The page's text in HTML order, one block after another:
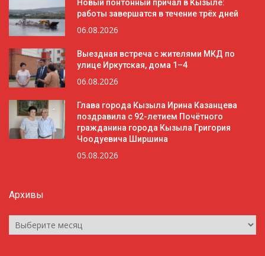
Новый понтонный причал в Кызыле:
работы завершатся в течение трёх дней
06.08.2026
Выездная встреча с жителями МКД по
улице Иркутская, дома 1–4
06.08.2026
Глава города Кызыла Ирина Казанцева
поздравила с 92-летием Почётного
гражданина города Кызыла Григория
Чоодуевича Ширшина
05.08.2026
Архивы
Архивы